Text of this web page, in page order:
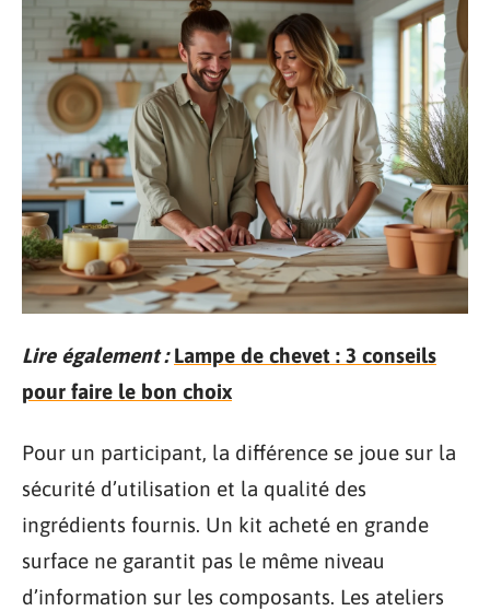
Lire également : Lampe de chevet : 3 conseils
pour faire le bon choix
Pour un participant, la différence se joue sur la
sécurité d’utilisation et la qualité des
ingrédients fournis. Un kit acheté en grande
surface ne garantit pas le même niveau
d’information sur les composants. Les ateliers